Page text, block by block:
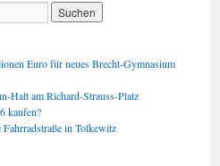
Euro für neues Brecht-Gymnasium
Halt am Richard-Strauss-Platz
kaufen?
Fahrradstraße in Tolkewitz